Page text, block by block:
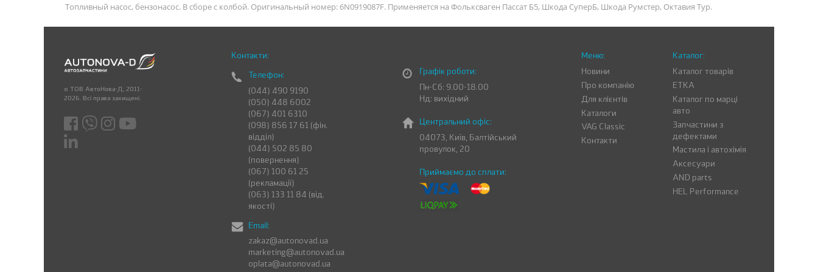
Топливный насос, бензонасос. В сборе с колбой. Оригинальный номер: 6N0919087F. Применяется на Фольксваген Пассат Б5, Шкода СуперБ, Шкода Румстер, Октавия Тур.
© ТОВ АвтоНова-Д, 2011-
2026. Всі права захищені.
Контакти:
Телефон:
(044) 490 9190
(050) 448 6002
(067) 401 6310
(098) 856 17 61 (фін.
відділ)
(044) 502 85 80
(повернення)
(067) 100 61 25
(рекламації)
(063) 133 11 84 (від.
якості)
Email:
zakaz@autonovad.ua
marketing@autonovad.ua
oplata@autonovad.ua
Графік роботи:
Пн-Сб: 9.00-18.00
Нд: вихідний
Центральний офіс:
04073, Київ, Балтійський
провулок, 20
Приймаємо до сплати:
Каталог:
Каталог товарів
ETKA
Каталог по марці
авто
Запчастини з
дефектами
Мастила і автохімія
Аксесуари
AND parts
HEL Performance
Меню:
Новини
Про компанію
Для клієнтів
Каталоги
VAG Classic
Контакти